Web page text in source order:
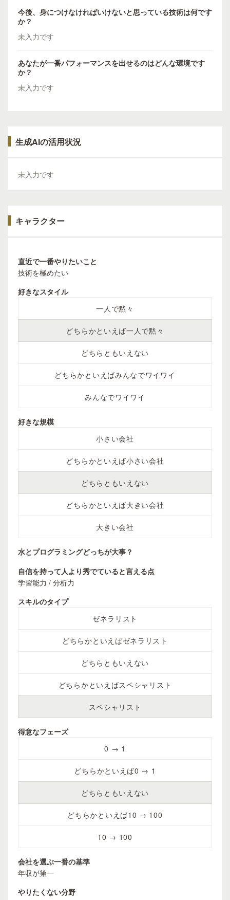
今後、身につけなければいけないと思っている技術は何です
か？
未入力です
あなたが一番パフォーマンスを出せるのはどんな環境です
か？
未入力です
生成AIの活用状況
未入力です
キャラクター
直近で一番やりたいこと
技術を極めたい
好きなスタイル
一人で黙々
どちらかといえば一人で黙々
どちらともいえない
どちらかといえばみんなでワイワイ
みんなでワイワイ
好きな規模
小さい会社
どちらかといえば小さい会社
どちらともいえない
どちらかといえば大きい会社
大きい会社
水とプログラミングどっちが大事？
自信を持って人より秀でていると言える点
学習能力 / 分析力
スキルのタイプ
ゼネラリスト
どちらかといえばゼネラリスト
どちらともいえない
どちらかといえばスペシャリスト
スペシャリスト
得意なフェーズ
0 → 1
どちらかといえば0 → 1
どちらともいえない
どちらかといえば10 → 100
10 → 100
会社を選ぶ一番の基準
年収が第一
やりたくない分野